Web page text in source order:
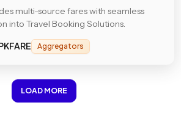
multi-source fares with seamless
into Travel Booking Solutions.
Aggregators
LOAD MORE